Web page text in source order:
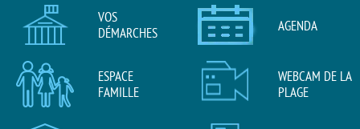
VOS
DÉMARCHES
AGENDA
ESPACE
FAMILLE
WEBCAM DE LA
PLAGE